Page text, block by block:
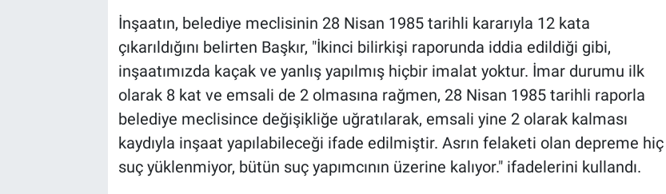
İnşaatın, belediye meclisinin 28 Nisan 1985 tarihli kararıyla 12 kata
çıkarıldığını belirten Başkır, "İkinci bilirkişi raporunda iddia edildiği gibi,
inşaatımızda kaçak ve yanlış yapılmış hiçbir imalat yoktur. İmar durumu ilk
olarak 8 kat ve emsali de 2 olmasına rağmen, 28 Nisan 1985 tarihli raporla
belediye meclisince değişikliğe uğratılarak, emsali yine 2 olarak kalması
kaydıyla inşaat yapılabileceği ifade edilmiştir. Asrın felaketi olan depreme hiç
suç yüklenmiyor, bütün suç yapımcının üzerine kalıyor." ifadelerini kullandı.